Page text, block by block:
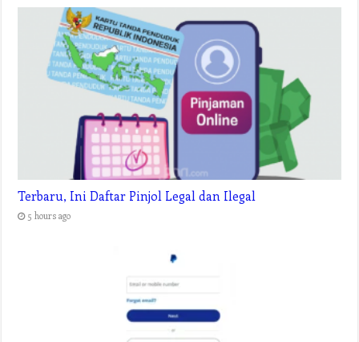
Terbaru, Ini Daftar Pinjol Legal dan Ilegal
5 hours ago